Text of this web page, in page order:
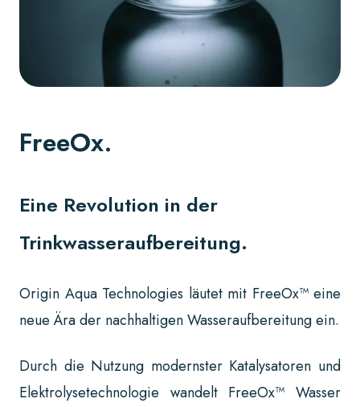
FreeOx.
Eine Revolution in der
Trinkwasseraufbereitung.
Origin Aqua Technologies läutet mit FreeOx™ eine
neue Ära der nachhaltigen Wasseraufbereitung ein.
Durch die Nutzung modernster Katalysatoren und
Elektrolysetechnologie wandelt FreeOx™ Wasser